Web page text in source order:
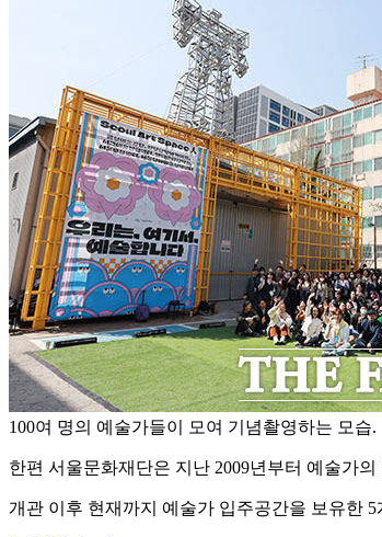
100여 명의 예술가들이 모여 기념촬영하는 모습.
한편 서울문화재단은 지난 2009년부터 예술가
개관 이후 현재까지 예술가 입주공간을 보유한